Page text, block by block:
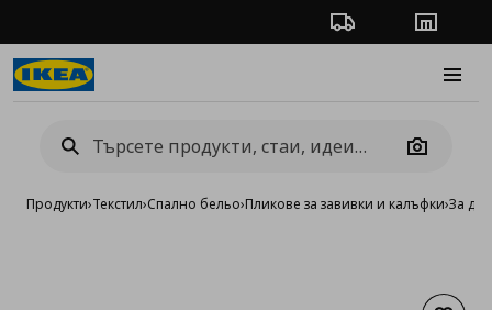
Проследяване на
Camera
Продукти›Текстил›Спално бельо›Пликове за завивки и калъфки›За